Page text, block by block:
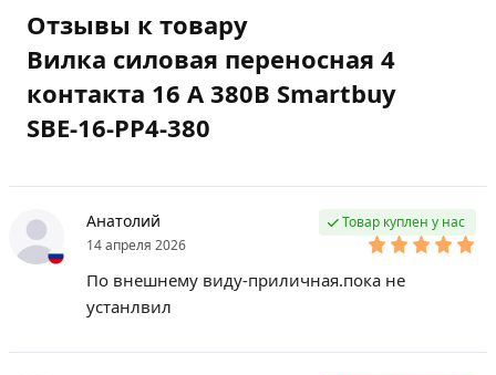
Отзывы к товару
Вилка силовая переносная 4
контакта 16 А 380В Smartbuy
SBE-16-PP4-380
Анатолий
14 апреля 2026
Товар куплен у нас
По внешнему виду-приличная.пока не
устанлвил